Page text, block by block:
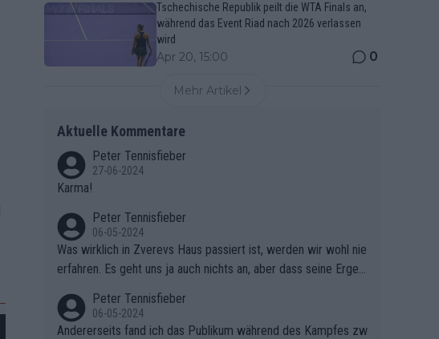
Tschechische Republik peilt die WTA Finals an,
während das Event Riad nach 2026 verlassen
wird
Apr 20, 15:00 0
Mehr Artikel
Aktuelle Kommentare
Peter Tennisfieber
27-06-2024
Karma!
Peter Tennisfieber
06-05-2024
Was wirklich in Zverevs Haus passiert ist, werden wir wohl nie
erfahren. Es geht uns ja auch nichts an, aber dass seine Ergeb
Peter Tennisfieber
06-05-2024
Andererseits fand ich das Publikum während des Kampfes zw